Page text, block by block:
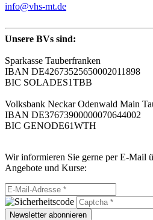
info@vhs-mt.de
Unsere BVs sind:
Sparkasse Tauberfranken
IBAN DE42673525650002011898
BIC SOLADES1TBB
Volksbank Neckar Odenwald Main
IBAN DE37673900000070644002
BIC GENODE61WTH
Wir informieren Sie gerne per E-Mail
Angebote und Kurse:
Newsletter abonnieren